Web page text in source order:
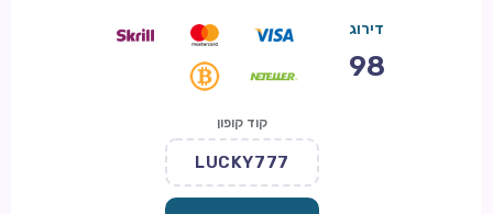
דירוג
98
קוד קופון
LUCKY777